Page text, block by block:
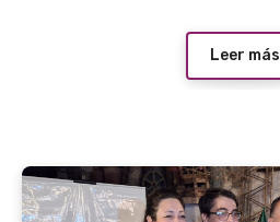
Leer más